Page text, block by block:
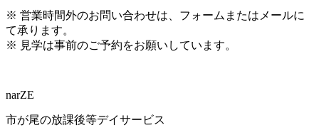
※ 営業時間外のお問い合わせは、フォームまたはメールに
て承ります。
※ 見学は事前のご予約をお願いしています。
narZE
市が尾の放課後等デイサービス